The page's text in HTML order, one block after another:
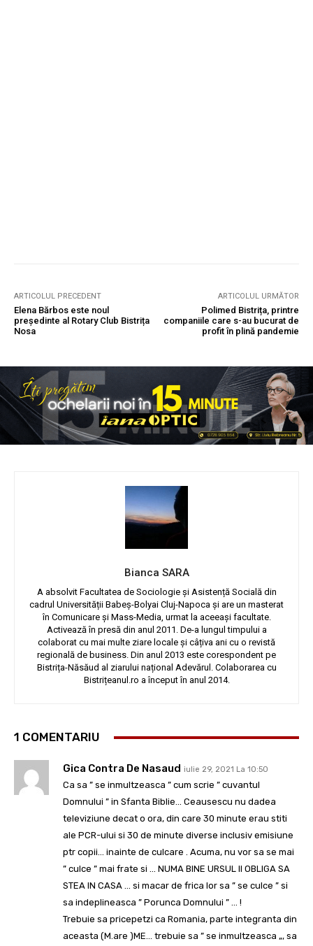
ARTICOLUL PRECEDENT
Elena Bărbos este noul
președinte al Rotary Club Bistrița
Nosa
ARTICOLUL URMĂTOR
Polimed Bistrița, printre
companiile care s-au bucurat de
profit în plină pandemie
Bianca SARA
A absolvit Facultatea de Sociologie și Asistență Socială din
cadrul Universității Babeș-Bolyai Cluj-Napoca și are un masterat
în Comunicare și Mass-Media, urmat la aceeași facultate.
Activează în presă din anul 2011. De-a lungul timpului a
colaborat cu mai multe ziare locale și câțiva ani cu o revistă
regională de business. Din anul 2013 este corespondent pe
Bistrița-Năsăud al ziarului național Adevărul. Colaborarea cu
Bistrițeanul.ro a început în anul 2014.
1 COMENTARIU
Gica Contra De Nasaud iulie 29, 2021 La 10:50
Ca sa ” se inmultzeasca ” cum scrie ” cuvantul
Domnului ” in Sfanta Biblie… Ceausescu nu dadea
televiziune decat o ora, din care 30 minute erau stiti
ale PCR-ului si 30 de minute diverse inclusiv emisiune
ptr copii… inainte de culcare . Acuma, nu vor sa se mai
” culce ” mai frate si … NUMA BINE URSUL II OBLIGA SA
STEA IN CASA … si macar de frica lor sa ” se culce ” si
sa indeplineasca ” Porunca Domnului ” … !
Trebuie sa pricepetzi ca Romania, parte integranta din
aceasta (M.are )ME… trebuie sa ” se inmultzeasca „, sa